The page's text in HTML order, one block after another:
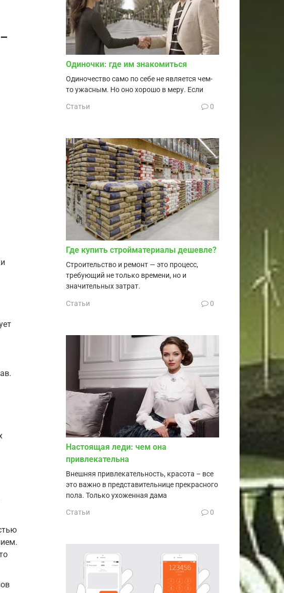
Одиночки: где им знакомиться
Одиночество само по себе не является чем-
то ужасным. Но оно хорошо в меру. Если
Статьи 0
Где купить стройматериалы дешевле?
Строительство и ремонт — это процесс,
требующий не только времени, но и
значительных затрат.
Статьи 0
Настоящая леди: чем она
привлекательна
Внешняя привлекательность, красота – все
это важно в представительнице прекрасного
пола. Только ухоженная дама
Статьи 0